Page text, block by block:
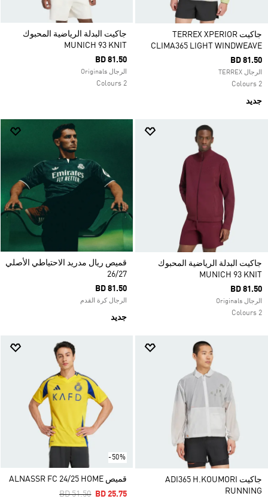
جاكيت TERREX XPERIOR
CLIMA365 LIGHT WINDWEAVE
BD 81.50
الرجال TERREX
2 Colours
جديد
جاكيت البدلة الرياضية المحبوك
MUNICH 93 KNIT
BD 81.50
الرجال Originals
2 Colours
جاكيت البدلة الرياضية المحبوك
MUNICH 93 KNIT
BD 81.50
الرجال Originals
2 Colours
قميص ريال مدريد الاحتياطي الأصلي
26/27
BD 81.50
الرجال كرة القدم
جديد
جاكيت ADI365 H.KOUMORI
RUNNING
-50%
قميص ALNASSR FC 24/25 HOME
Price Reduced From
BD 51.50ToBD 25.75